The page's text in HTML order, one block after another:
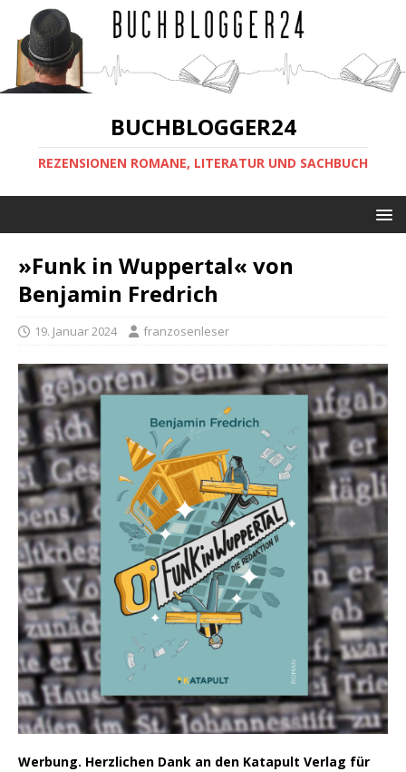
BUCHBLOGGER24
REZENSIONEN ROMANE, LITERATUR UND SACHBUCH
»Funk in Wuppertal« von
Benjamin Fredrich
19. Januar 2024 franzosenleser
Werbung. Herzlichen Dank an den Katapult Verlag für